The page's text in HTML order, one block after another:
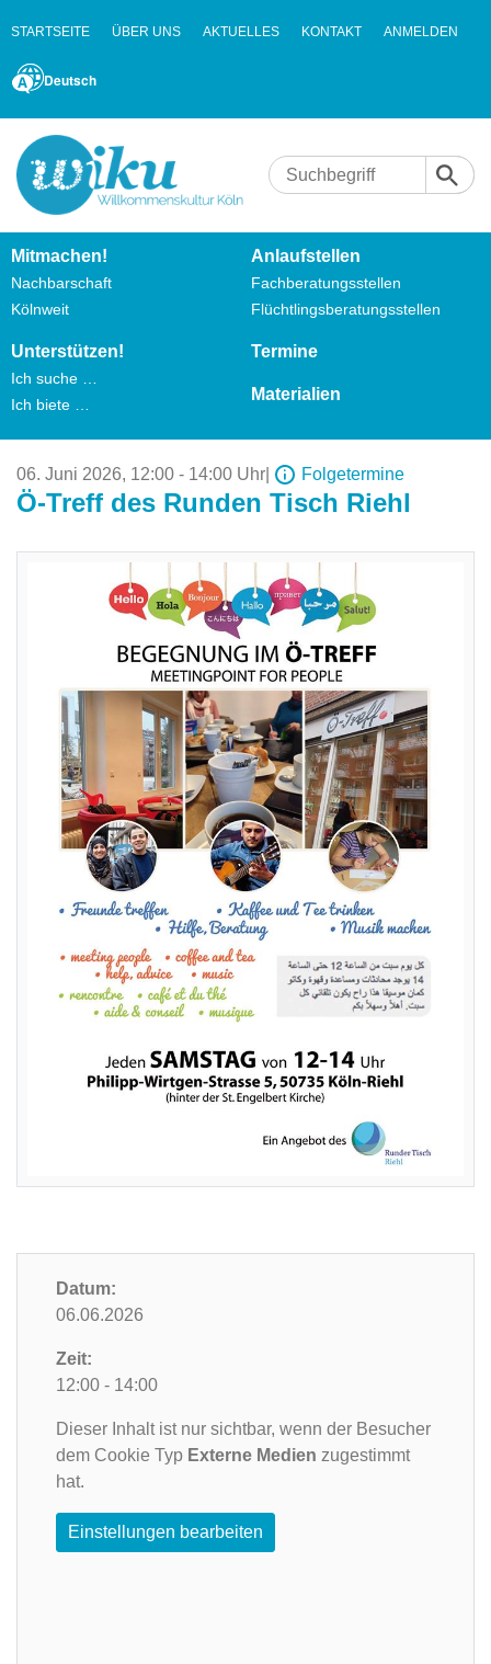
STARTSEITE ÜBER UNS AKTUELLES KONTAKT ANMELDEN
Deutsch
Mitmachen!
Nachbarschaft
Kölnweit
Anlaufstellen
Fachberatungsstellen
Flüchtlingsberatungsstellen
Unterstützen!
Ich suche …
Ich biete …
Termine
Materialien
06. Juni 2026, 12:00 - 14:00 Uhr Folgetermine
Ö-Treff des Runden Tisch Riehl
Datum:
06.06.2026
Zeit:
12:00 - 14:00
Dieser Inhalt ist nur sichtbar, wenn der Besucher
dem Cookie Typ Externe Medien zugestimmt
hat.
Einstellungen bearbeiten